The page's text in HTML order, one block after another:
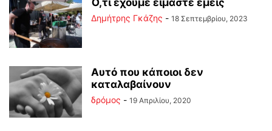
Ό,τι έχουμε είμαστε εμείς
Δημήτρης Γκάζης - 18 Σεπτεμβρίου, 2023
Αυτό που κάποιοι δεν
καταλαβαίνουν
δρόμος - 19 Απριλίου, 2020